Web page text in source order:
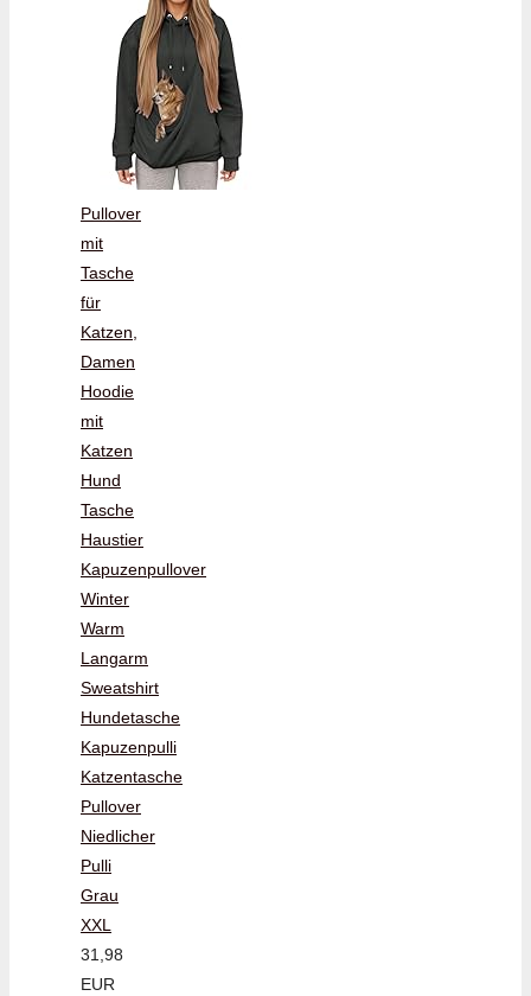
Pullover
mit
Tasche
für
Katzen,
Damen
Hoodie
mit
Katzen
Hund
Tasche
Haustier
Kapuzenpullover
Winter
Warm
Langarm
Sweatshirt
Hundetasche
Kapuzenpulli
Katzentasche
Pullover
Niedlicher
Pulli
Grau
XXL
31,98
EUR